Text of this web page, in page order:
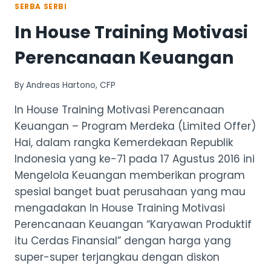
SERBA SERBI
In House Training Motivasi
Perencanaan Keuangan
ByAndreas Hartono, CFP
In House Training Motivasi Perencanaan
Keuangan – Program Merdeka (Limited Offer)
Hai, dalam rangka Kemerdekaan Republik
Indonesia yang ke-71 pada 17 Agustus 2016 ini
Mengelola Keuangan memberikan program
spesial banget buat perusahaan yang mau
mengadakan In House Training Motivasi
Perencanaan Keuangan “Karyawan Produktif
itu Cerdas Finansial” dengan harga yang
super-super terjangkau dengan diskon